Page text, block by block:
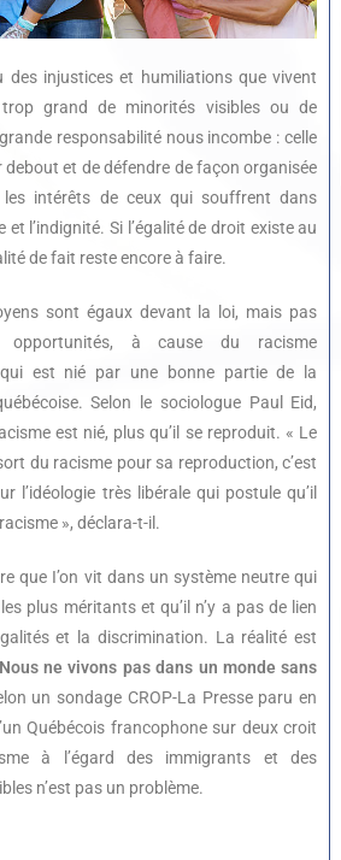
des injustices et humiliations que vivent
grand de minorités visibles ou de
responsabilité nous incombe : celle
debout et de défendre de façon organisée
intérêts de ceux qui souffrent dans
et l’indignité. Si l’égalité de droit existe au
de fait reste encore à faire.
sont égaux devant la loi, mais pas
opportunités, à cause du racisme
qui est nié par une bonne partie de la
Selon le sociologue Paul Eid,
est nié, plus qu’il se reproduit. « Le
du racisme pour sa reproduction, c’est
l’idéologie très libérale qui postule qu’il
», déclara-t-il.
que I’on vit dans un système neutre qui
plus méritants et qu’il n’y a pas de lien
et la discrimination. La réalité est
Nous ne vivons pas dans un monde sans
un sondage CROP-La Presse paru en
Québécois francophone sur deux croit
à l’égard des immigrants et des
n’est pas un problème.